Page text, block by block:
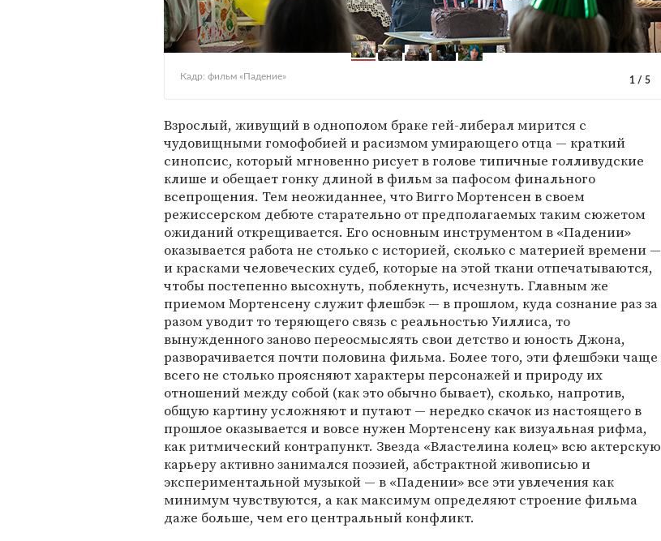
1 / 5
Кадр: фильм «Падение»
Взрослый, живущий в однополом браке гей-либерал мирится с
чудовищными гомофобией и расизмом умирающего отца — краткий
синопсис, который мгновенно рисует в голове типичные голливудские
клише и обещает гонку длиной в фильм за пафосом финального
всепрощения. Тем неожиданнее, что Вигго Мортенсен в своем
режиссерском дебюте старательно от предполагаемых таким сюжетом
ожиданий открещивается. Его основным инструментом в «Падении»
оказывается работа не столько с историей, сколько с материей времени —
и красками человеческих судеб, которые на этой ткани отпечатываются,
чтобы постепенно высохнуть, поблекнуть, исчезнуть. Главным же
приемом Мортенсену служит флешбэк — в прошлом, куда сознание раз за
разом уводит то теряющего связь с реальностью Уиллиса, то
вынужденного заново переосмыслять свои детство и юность Джона,
разворачивается почти половина фильма. Более того, эти флешбэки чаще
всего не столько проясняют характеры персонажей и природу их
отношений между собой (как это обычно бывает), сколько, напротив,
общую картину усложняют и путают — нередко скачок из настоящего в
прошлое оказывается и вовсе нужен Мортенсену как визуальная рифма,
как ритмический контрапункт. Звезда «Властелина колец» всю актерскую
карьеру активно занимался поэзией, абстрактной живописью и
экспериментальной музыкой — в «Падении» все эти увлечения как
минимум чувствуются, а как максимум определяют строение фильма
даже больше, чем его центральный конфликт.